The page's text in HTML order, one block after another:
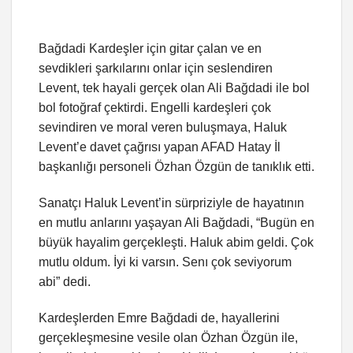
Bağdadi Kardeşler için gitar çalan ve en
sevdikleri şarkılarını onlar için seslendiren
Levent, tek hayali gerçek olan Ali Bağdadi ile bol
bol fotoğraf çektirdi. Engelli kardeşleri çok
sevindiren ve moral veren buluşmaya, Haluk
Levent’e davet çağrısı yapan AFAD Hatay İl
başkanlığı personeli Özhan Özgün de tanıklık etti.
Sanatçı Haluk Levent’in sürpriziyle de hayatının
en mutlu anlarını yaşayan Ali Bağdadi, “Bugün en
büyük hayalim gerçekleşti. Haluk abim geldi. Çok
mutlu oldum. İyi ki varsın. Senı çok seviyorum
abi” dedi.
Kardeşlerden Emre Bağdadi de, hayallerini
gerçekleşmesine vesile olan Özhan Özgün ile,